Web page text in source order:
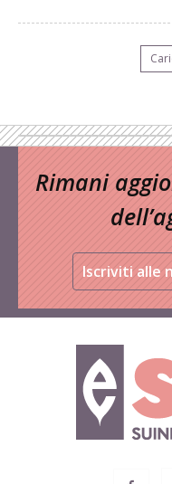
Rimani
Iscriviti alle